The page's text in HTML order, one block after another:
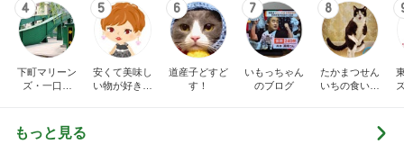
4
下町マリーン
ズ・一口馬
そば
5
安くて美味し
い物が好き☆
6
道産子どすど
す！
7
いもっちゃん
のブログ
8
たかまつせん
いちの食い散
もっと見る